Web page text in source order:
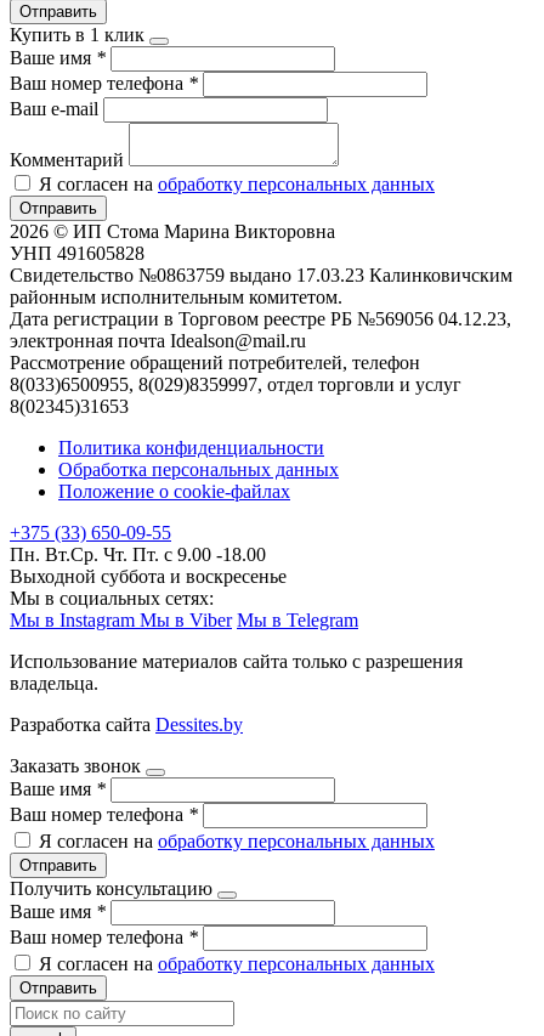
Отправить
Купить в 1 клик
Ваше имя *
Ваш номер телефона *
Ваш e-mail
Комментарий
Я согласен на обработку персональных данных
Отправить
2026 © ИП Стома Марина Викторовна
УНП 491605828
Свидетельство №0863759 выдано 17.03.23 Калинковичским
районным исполнительным комитетом.
Дата регистрации в Торговом реестре РБ №569056 04.12.23,
электронная почта Idealson@mail.ru
Рассмотрение обращений потребителей, телефон
8(033)6500955, 8(029)8359997, отдел торговли и услуг
8(02345)31653
Политика конфиденциальности
Обработка персональных данных
Положение о cookie-файлах
+375 (33) 650-09-55
Пн. Вт.Ср. Чт. Пт. с 9.00 -18.00
Выходной суббота и воскресенье
Мы в социальных сетях:
Мы в Instagram Мы в Viber Мы в Telegram
Использование материалов сайта только с разрешения
владельца.
Разработка сайта Dessites.by
Заказать звонок
Ваше имя *
Ваш номер телефона *
Я согласен на обработку персональных данных
Отправить
Получить консультацию
Ваше имя *
Ваш номер телефона *
Я согласен на обработку персональных данных
Отправить